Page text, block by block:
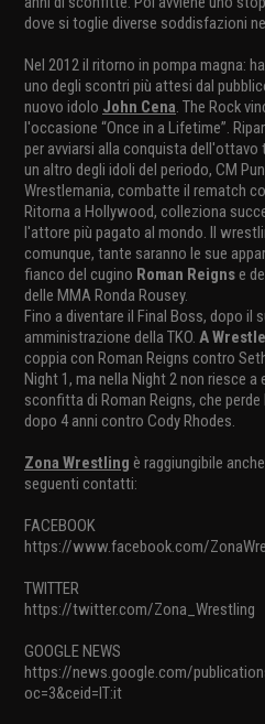
dove si toglie diverse soddisfazioni
Nel 2012 il ritorno in pompa magna:
uno degli scontri più attesi dal
nuovo idolo John Cena. The Rock
l'occasione “Once in a Lifetime”.
per avviarsi alla conquista
un altro degli idoli del periodo, CM
Wrestlemania, combatte il rematch
Ritorna a Hollywood, colleziona
l'attore più pagato al mondo. Il
comunque, tante saranno le sue
fianco del cugino Roman Reignse
delle MMA Ronda Rousey.
Fino a diventare il Final Boss, dopo il
amministrazione della TKO. A
coppia con Roman Reigns contro
Night 1, ma nella Night 2 non riesce
sconfitta di Roman Reigns, che
dopo 4 anni contro Cody Rhodes.
Zona Wrestling è raggiungibile
seguenti contatti:
FACEBOOK
https://www.facebook.com/
TWITTER
https://twitter.com/Zona_Wrestling
GOOGLE NEWS
https://news.google.com/
oc=3&ceid=IT:it